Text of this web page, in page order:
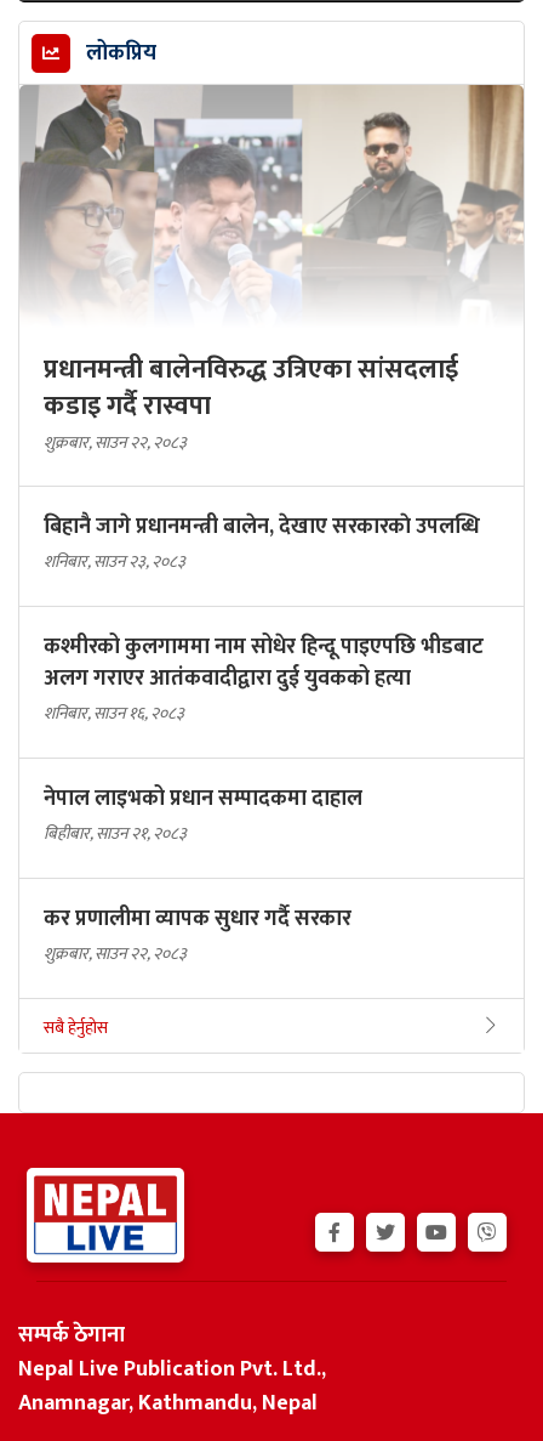
लोकप्रिय
प्रधानमन्त्री बालेनविरुद्ध उत्रिएका सांसदलाई
कडाइ गर्दै रास्वपा
शुक्रबार, साउन २२, २०८३
बिहानै जागे प्रधानमन्त्री बालेन, देखाए सरकारकाे उपलब्धि
शनिबार, साउन २३, २०८३
कश्मीरको कुलगाममा नाम सोधेर हिन्दू पाइएपछि भीडबाट
अलग गराएर आतंकवादीद्वारा दुई युवकको हत्या
शनिबार, साउन १६, २०८३
नेपाल लाइभको प्रधान सम्पादकमा दाहाल
बिहीबार, साउन २१, २०८३
कर प्रणालीमा व्यापक सुधार गर्दै सरकार
शुक्रबार, साउन २२, २०८३
सबै हेर्नुहोस
सम्पर्क ठेगाना
Nepal Live Publication Pvt. Ltd.,
Anamnagar, Kathmandu, Nepal